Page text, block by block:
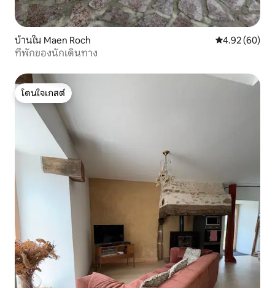
บ้านใน Maen Roch คะแนนเฉลี่ย
4.92 (60)
ที่พักของนักเดินทาง
โดนใจเกสต์
โดนใจเกสต์